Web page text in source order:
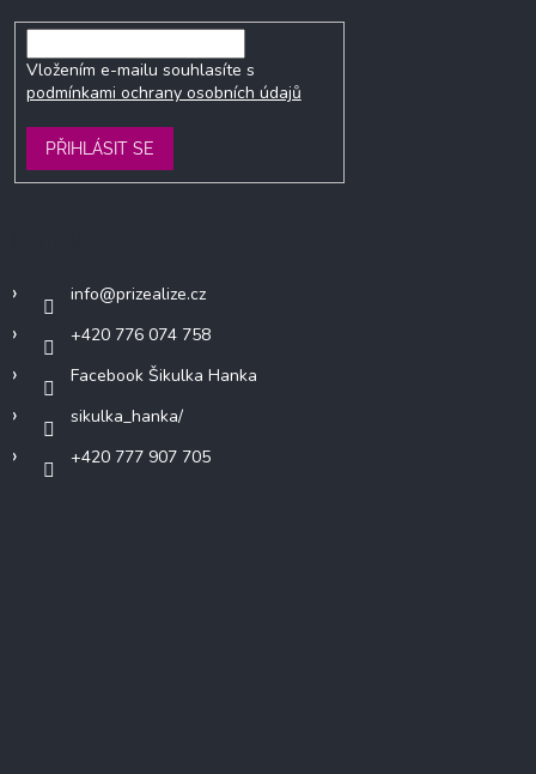
Vložením e-mailu souhlasíte s
podmínkami ochrany osobních údajů
PŘIHLÁSIT SE
info@prizealize.cz
+420 776 074 758
Facebook Šikulka Hanka
sikulka_hanka/
+420 777 907 705